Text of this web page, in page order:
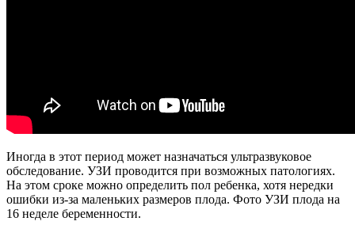
Иногда в этот период может назначаться ультразвуковое
обследование. УЗИ проводится при возможных патологиях.
На этом сроке можно определить пол ребенка, хотя нередки
ошибки из-за маленьких размеров плода. Фото УЗИ плода на
16 неделе беременности.